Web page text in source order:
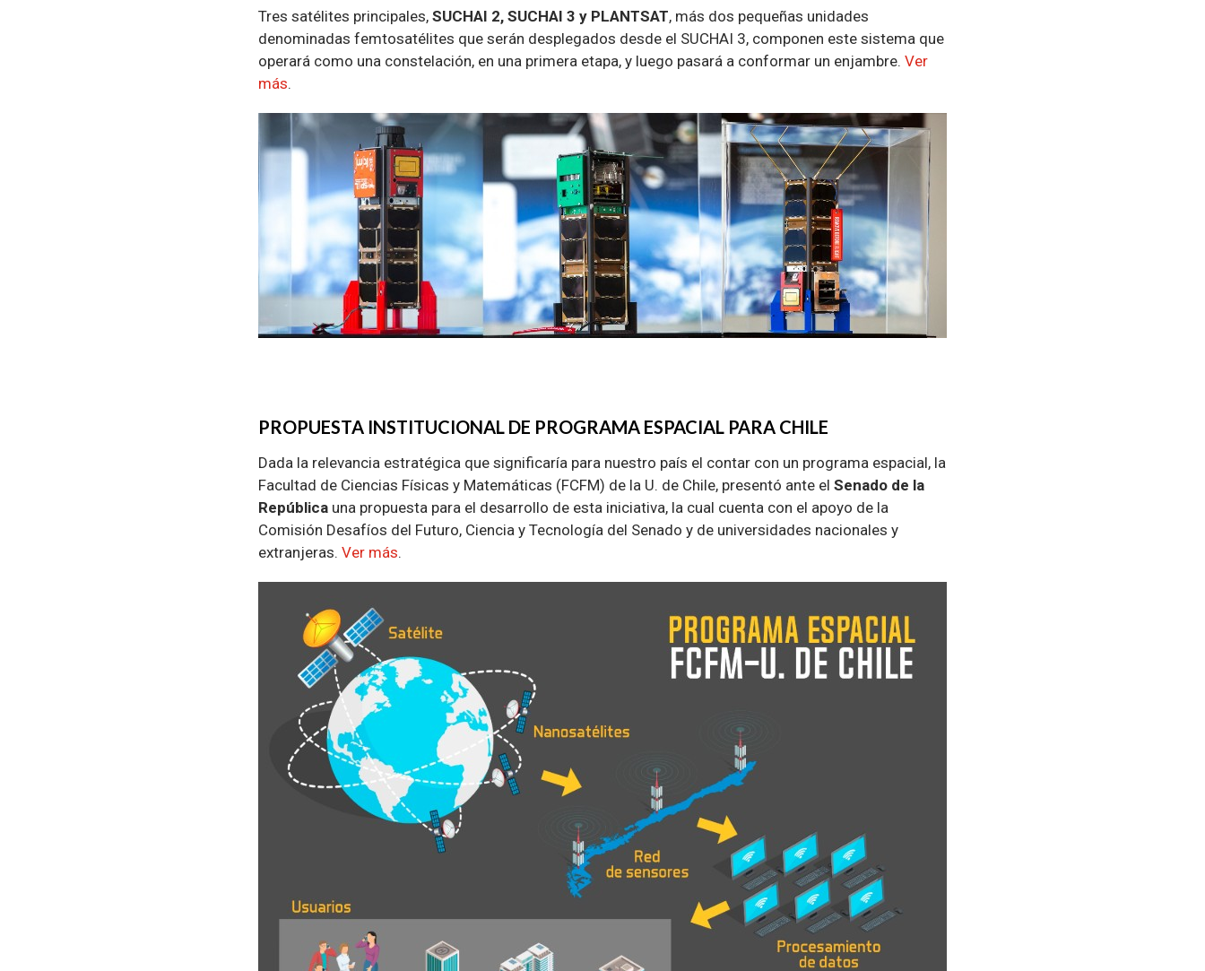
Tres satélites principales, SUCHAI 2, SUCHAI 3 y PLANTSAT, más dos pequeñas unidades
denominadas femtosatélites que serán desplegados desde el SUCHAI 3, componen este sistema que
operará como una constelación, en una primera etapa, y luego pasará a conformar un enjambre. Ver
más.
PROPUESTA INSTITUCIONAL DE PROGRAMA ESPACIAL PARA CHILE
Dada la relevancia estratégica que significaría para nuestro país el contar con un programa espacial, la
Facultad de Ciencias Físicas y Matemáticas (FCFM) de la U. de Chile, presentó ante el Senado de la
República una propuesta para el desarrollo de esta iniciativa, la cual cuenta con el apoyo de la
Comisión Desafíos del Futuro, Ciencia y Tecnología del Senado y de universidades nacionales y
extranjeras. Ver más.